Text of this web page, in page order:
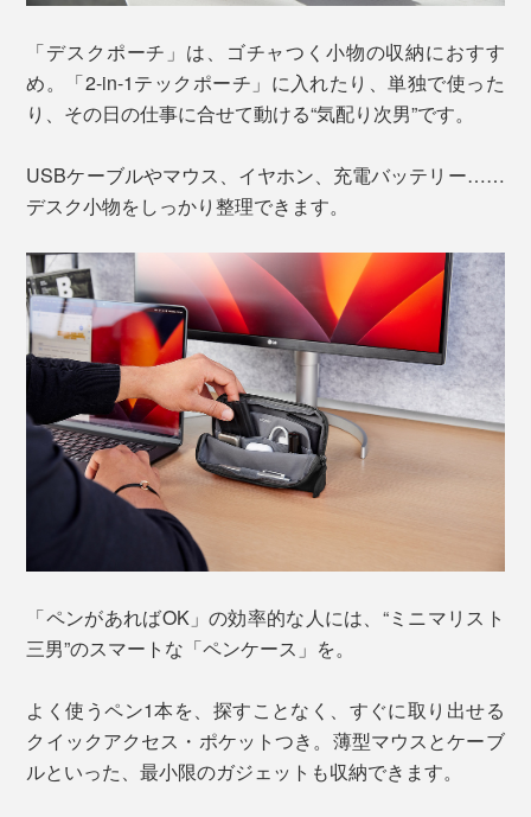
「デスクポーチ」は、ゴチャつく小物の収納におすす
め。「2-in-1テックポーチ」に入れたり、単独で使った
り、その日の仕事に合せて動ける“気配り次男”です。
USBケーブルやマウス、イヤホン、充電バッテリー……
デスク小物をしっかり整理できます。
「ペンがあればOK」の効率的な人には、“ミニマリスト
三男”のスマートな「ペンケース」を。
よく使うペン1本を、探すことなく、すぐに取り出せる
クイックアクセス・ポケットつき。薄型マウスとケーブ
ルといった、最小限のガジェットも収納できます。